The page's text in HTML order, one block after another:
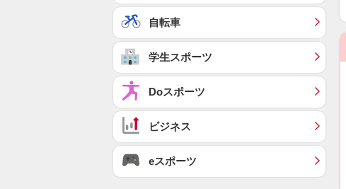
自転車
学生スポーツ
Doスポーツ
ビジネス
eスポーツ